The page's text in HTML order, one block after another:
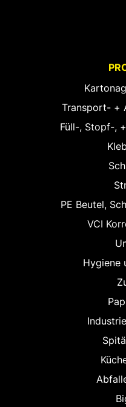
Transport- +
Füll-, Stopf-,
PE Beutel,
VCI
Hygiene